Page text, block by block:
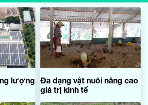
lượng
Đa dạng vật nuôi nâng cao
giá trị kinh tế